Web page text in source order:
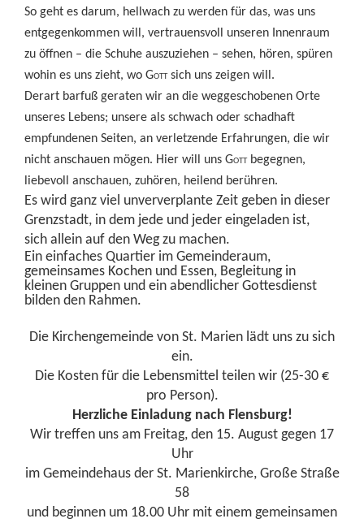
So geht es darum, hellwach zu werden für das, was uns
entgegenkommen will, vertrauensvoll unseren Innenraum
zu öffnen – die Schuhe auszuziehen – sehen, hören, spüren
wohin es uns zieht, wo Gottsich uns zeigen will.
Derart barfuß geraten wir an die weggeschobenen Orte
unseres Lebens; unsere als schwach oder schadhaft
empfundenen Seiten, an verletzende Erfahrungen, die wir
nicht anschauen mögen. Hier will uns Gottbegegnen,
liebevoll anschauen, zuhören, heilend berühren.
Es wird ganz viel unververplante Zeit geben in dieser
Grenzstadt, in dem jede und jeder eingeladen ist,
sich allein auf den Weg zu machen.
Ein einfaches Quartier im Gemeinderaum,
gemeinsames Kochen und Essen, Begleitung in
kleinen Gruppen und ein abendlicher Gottesdienst
bilden den Rahmen.
Die Kirchengemeinde von St. Marien lädt uns zu sich
ein.
Die Kosten für die Lebensmittel teilen wir (25-30 €
pro Person).
Herzliche Einladung nach Flensburg!
Wir treffen uns am Freitag, den 15. August gegen 17
Uhr
im Gemeindehaus der St. Marienkirche, Große Straße
58
und beginnen um 18.00 Uhr mit einem gemeinsamen